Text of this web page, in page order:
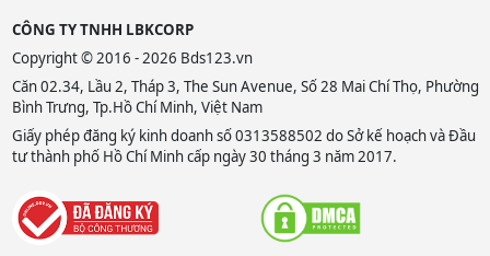
CÔNG TY TNHH LBKCORP
Copyright © 2016 - 2026 Bds123.vn
Căn 02.34, Lầu 2, Tháp 3, The Sun Avenue, Số 28 Mai Chí Thọ, Phường
Bình Trưng, Tp.Hồ Chí Minh, Việt Nam
Giấy phép đăng ký kinh doanh số 0313588502 do Sở kế hoạch và Đầu
tư thành phố Hồ Chí Minh cấp ngày 30 tháng 3 năm 2017.